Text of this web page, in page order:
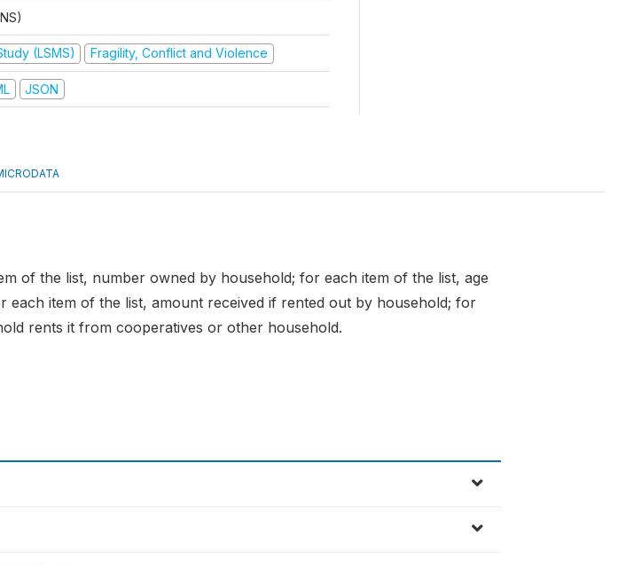
(LSMS) Fragility, Conflict and Violence
JSON
of the list, number owned by household; for each item of the list, age
each item of the list, amount received if rented out by household; for
rents it from cooperatives or other household.